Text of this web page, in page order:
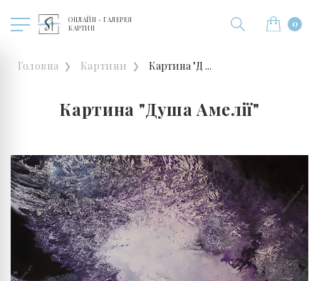
ОНЛАЙН - ГАЛЕРЕЯ
КАРТИН
0
Головна Картини Картина "Д ...
Картина "Душа Амелії"